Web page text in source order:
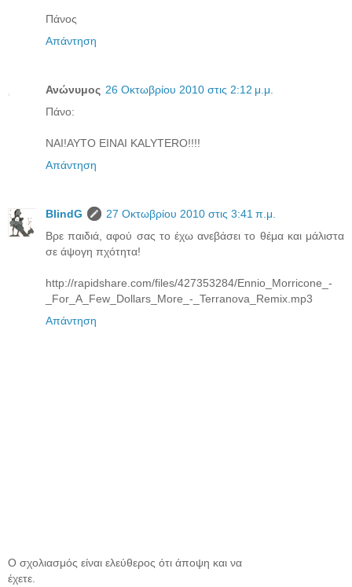
Πάνος
Απάντηση
Ανώνυμος 26 Οκτωβρίου 2010 στις 2:12 μ.μ.
Πάνο:
NAI!AYTO EINAI KALYTERO!!!!
Απάντηση
BlindG
27 Οκτωβρίου 2010 στις 3:41 π.μ.
Βρε παιδιά, αφού σας το έχω ανεβάσει το θέμα και μάλιστα
σε άψογη πχότητα!
http://rapidshare.com/files/427353284/Ennio_Morricone_-
_For_A_Few_Dollars_More_-_Terranova_Remix.mp3
Απάντηση
Ο σχολιασμός είναι ελεύθερος ότι άποψη και να
έχετε.